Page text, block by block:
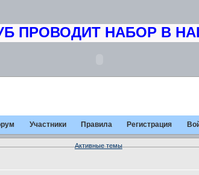
ПРОВОДИТ НАБОР В
Участники Правила Регистрация
Активные темы